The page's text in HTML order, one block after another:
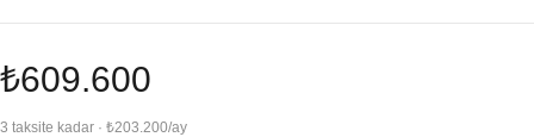
₺609.600
3 taksite kadar · ₺203.200/ay